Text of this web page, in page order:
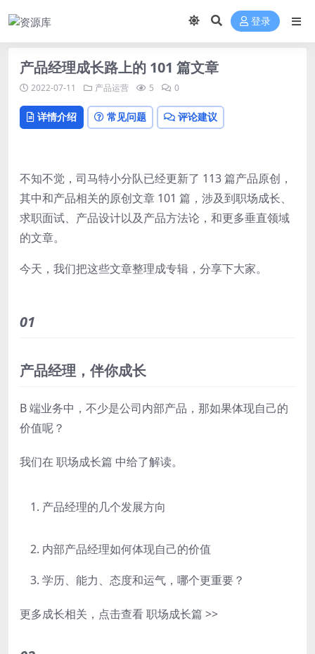
登录
产品经理成长路上的 101 篇文章
2022-07-11 产品运营 5 0
详情介绍 常见问题 评论建议
不知不觉，司马特小分队已经更新了 113 篇产品原创，
其中和产品相关的原创文章 101 篇，涉及到职场成长、
求职面试、产品设计以及产品方法论，和更多垂直领域
的文章。
今天，我们把这些文章整理成专辑，分享下大家。
01
产品经理，伴你成长
B 端业务中，不少是公司内部产品，那如果体现自己的
价值呢？
我们在 职场成长篇 中给了解读。
产品经理的几个发展方向
内部产品经理如何体现自己的价值
学历、能力、态度和运气，哪个更重要？
更多成长相关，点击查看职场成长篇 >>